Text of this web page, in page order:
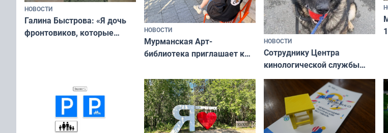
НОВОСТИ
Галина Быстрова: «Я дочь
фронтовиков, которые
НОВОСТИ
Мурманская Арт-
библиотека приглашает к
и фотографов
НОВОСТИ
Сотруднику Центра
кинологической службы
ищут новый дом